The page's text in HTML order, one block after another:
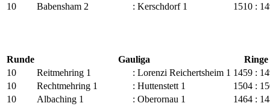
10
Babensham 2 : Kerschdorf 1 1510 :
Runde Gauliga
Ringe
10
Reitmehring 1 : Lorenzi Reichertsheim 1 1459 :
10
Rechtmehring 1 : Huttenstett 1 1504 :
10
Albaching 1 : Oberornau 1 1464 :